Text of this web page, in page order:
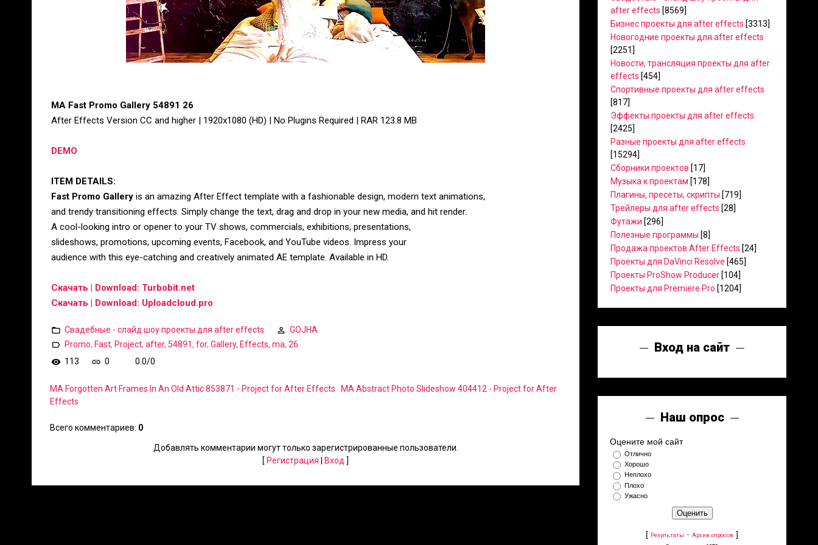
MA Fast Promo Gallery 54891 26
After Effects Version CC and higher | 1920x1080 (HD) | No Plugins Required | RAR 123.8 MB
DEMO
ITEM DETAILS:
Fast Promo Gallery is an amazing After Effect template with a fashionable design, modern text animations,
and trendy transitioning effects. Simply change the text, drag and drop in your new media, and hit render.
A cool-looking intro or opener to your TV shows, commercials, exhibitions, presentations,
slideshows, promotions, upcoming events, Facebook, and YouTube videos. Impress your
audience with this eye-catching and creatively animated AE template. Available in HD.
Скачать | Download: Turbobit.net
Скачать | Download: Uploadcloud.pro
Свадебные - слайд шоу проекты для after effects
GOJHA
Promo, Fast, Project, after, 54891, for, Gallery, Effects, ma, 26
113
0 0.0/0
MA Forgotten Art Frames In An Old Attic 853871 - Project for After Effects
MA Abstract Photo Slideshow 404412 - Project for After
Effects
Всего комментариев: 0
Добавлять комментарии могут только зарегистрированные пользователи.
[ Регистрация Вход ]
after effects [8569]
Бизнес проекты для after effects [3313]
Новогодние проекты для after effects
[2251]
Новости, трансляция проекты для after
effects [454]
Спортивные проекты для after effects
[817]
Эффекты проекты для after effects
[2425]
Разные проекты для after effects
[15294]
Сборники проектов [17]
Музыка к проектам [178]
Плагины, пресеты, скрипты [719]
Трейлеры для after effects [28]
Футажи [296]
Полезные программы [8]
Продажа проектов After Effects [24]
Проекты для DaVinci Resolve [465]
Проекты ProShow Producer [104]
Проекты для Premiere Pro [1204]
Вход на сайт
Наш опрос
Оцените мой сайт
Отлично
Хорошо
Неплохо
Плохо
Ужасно
[ Результаты · Архив опросов ]